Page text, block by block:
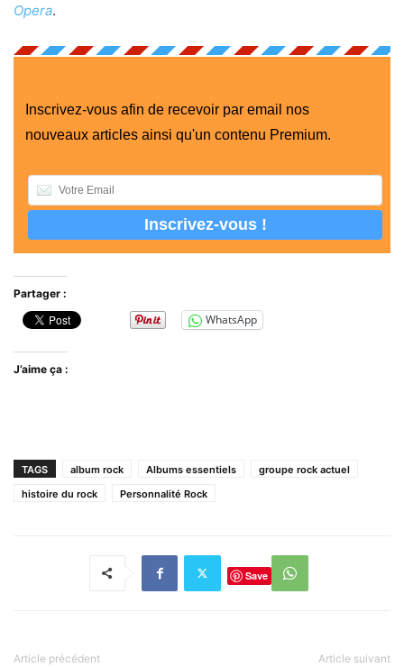
Opera.
Inscrivez-vous afin de recevoir par email nos
nouveaux articles ainsi qu'un contenu Premium.
Partager :
WhatsApp
J’aime ça :
TAGS album rock Albums essentiels
groupe rock actuel
histoire du rock
Personnalité Rock
Save
Article précédent Article suivant